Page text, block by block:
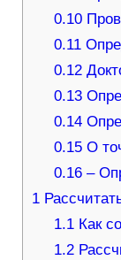
0.10
0.11
0.12
0.13
0.14
0.15 О
0.16 –
1
1.1 Как
1.2